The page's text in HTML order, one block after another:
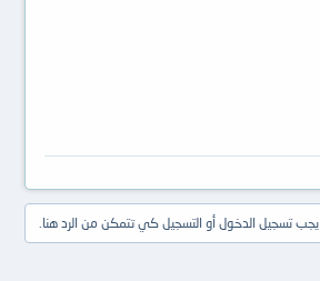
يجب تسجيل الدخول أو التسجيل كي تتمكن من الرد هنا.